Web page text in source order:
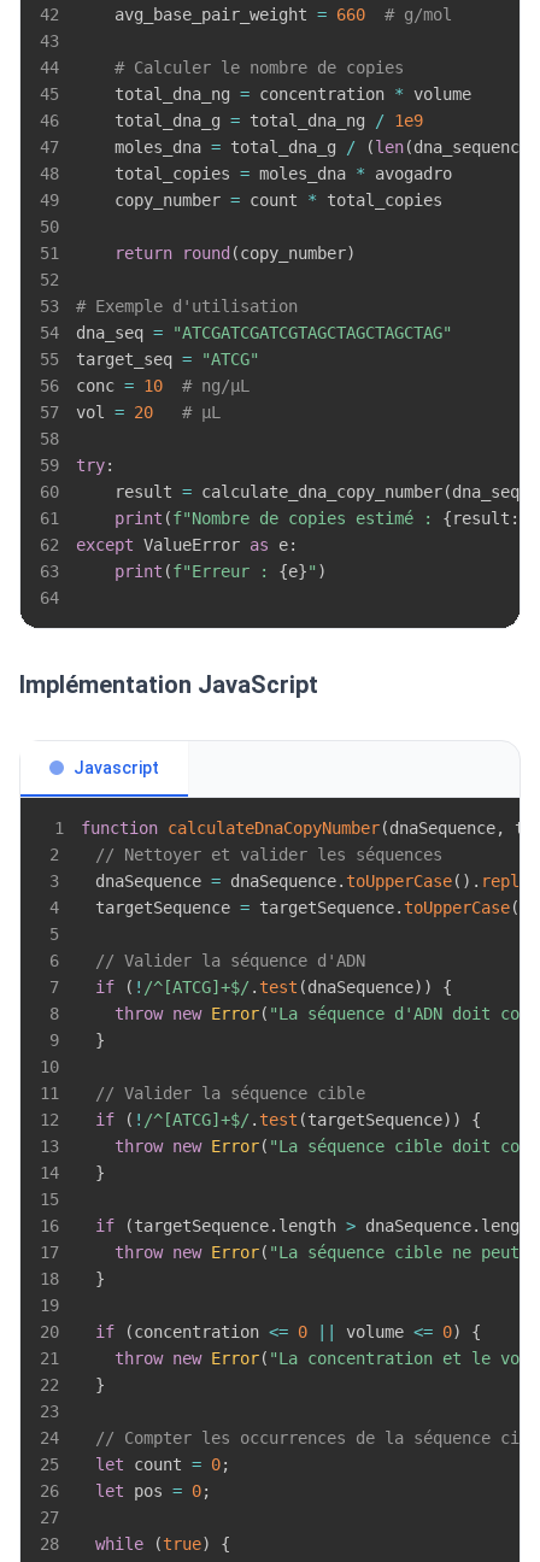
42
    avg_base_pair_weight
= 660
# g/mol
43
44
# Calculer le nombre de copies
45
    total_dna_ng
= concentration *
volume
46
    total_dna_g
= total_dna_ng / 1e9
47
    moles_dna
= total_dna_g / (len(dna_sequence
48
    total_copies
= moles_dna *
avogadro
49
    copy_number
= count *
50
51
return round (copy_number)
52
53
# Exemple d'utilisation
54
dna_seq =
"ATCGATCGATCGTAGCTAGCTAGCTAG"
55
target_seq =
"ATCG"
56
conc = 10
# ng/μL
57
vol = 20
# μL
58
59
try:
60
    result
= calculate_dna_copy_number(dna_seq,
61
print (f"Nombre de copies estimé : {result :
62
except ValueError as e:
63
print (f"Erreur : {e}" )
64
Implémentation JavaScript
Javascript
1 function calculateDnaCopyNumber(dnaSequence,
2
// Nettoyer et valider les séquences
3
  dnaSequence
= dnaSequence. toUpperCase( ) .
4
  targetSequence
= targetSequence. toUpperCase(
5
6
// Valider la séquence d'ADN
7
if ( ! /^[ATCG]+$/ . test (dnaSequence) )
{
8
throw new Error( "La séquence d'ADN doit
9
}
10
11
// Valider la séquence cible
12
if ( ! /^[ATCG]+$/ . test (targetSequence) )
{
13
throw new Error( "La séquence cible doit
14
}
15
16
if (targetSequence. length > dnaSequence. length
17
throw new Error( "La séquence cible ne peut
18
}
19
20
if (concentration <= 0 volume <= 0)
{
21
throw new Error( "La concentration et le
22
}
23
24
// Compter les occurrences de la séquence
25
let count = 0;
26
let pos = 0;
27
28
while (true)
{